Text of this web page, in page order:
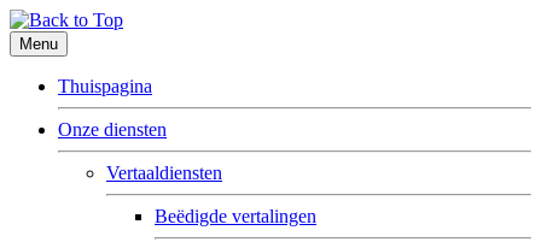
Menu
Thuispagina
Onze diensten
Vertaaldiensten
Beëdigde vertalingen